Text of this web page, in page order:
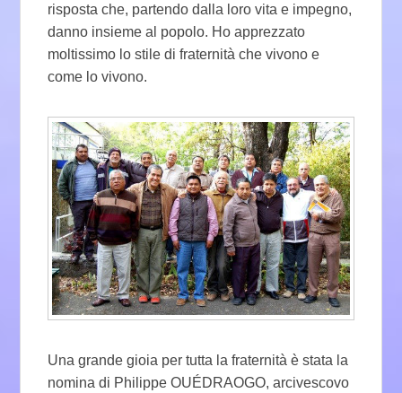
risposta che, partendo dalla loro vita e impegno,
danno insieme al popolo. Ho apprezzato
moltissimo lo stile di fraternità che vivono e
come lo vivono.
Una grande gioia per tutta la fraternità è stata la
nomina di Philippe OUÉDRAOGO, arcivescovo